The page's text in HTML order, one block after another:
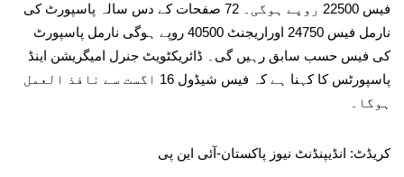
فیس 22500 روپے ہوگی۔ 72 صفحات کے دس سالہ پاسپورٹ کی
نارمل فیس 24750 اوراریجنٹ 40500 روپے ہوگی نارمل پاسپورٹ
کی فیس حسب سابق رہیں گی۔ ڈائریکٹویٹ جنرل امیگریشن اینڈ
پاسپورٹس کا کہنا ہے کہ فیس شیڈول 16 اگست سے نافذ العمل
ہوگا۔
کریڈٹ: انڈیپنڈنٹ نیوز پاکستان-آئی این پی